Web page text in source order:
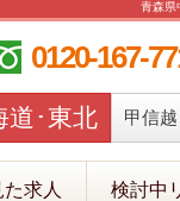
青森県
0120-167-
道･東北 甲信
求人 検討中